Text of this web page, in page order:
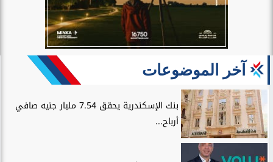
آخر الموضوعات
بنك الإسكندرية يحقق 7.54 مليار جنيه صافي
أرباح...